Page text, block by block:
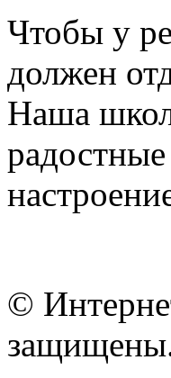
Чтобы у
должен
Наша
©